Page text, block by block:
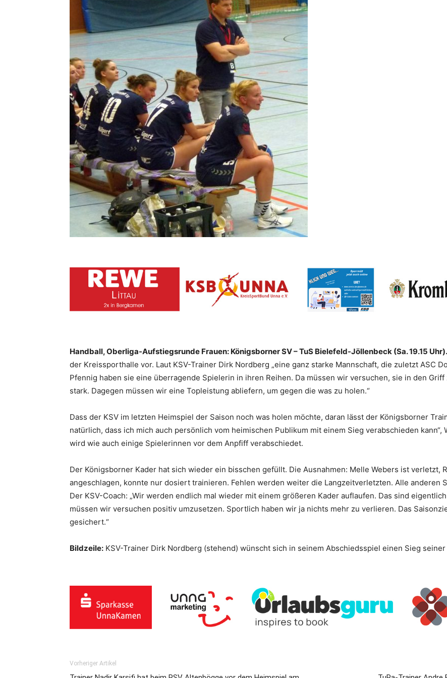
Handball, Oberliga-Aufstiegsrunde Frauen: Königsborner SV – TuS Bielefeld-Jöllenbeck (Sa. 19.15 Uhr).
der Kreissporthalle vor. Laut KSV-Trainer Dirk Nordberg „eine ganz starke Mannschaft, die zuletzt ASC
Pfennig haben sie eine überragende Spielerin in ihren Reihen. Da müssen wir versuchen, sie in den
stark. Dagegen müssen wir eine Topleistung abliefern, um gegen die was zu holen.“
Dass der KSV im letzten Heimspiel der Saison noch was holen möchte, daran lässt der Königsborner
natürlich, dass ich mich auch persönlich vom heimischen Publikum mit einem Sieg verabschieden
wird wie auch einige Spielerinnen vor dem Anpfiff verabschiedet.
Der Königsborner Kader hat sich wieder ein bisschen gefüllt. Die Ausnahmen: Melle Webers ist verletzt,
angeschlagen, konnte nur dosiert trainieren. Fehlen werden weiter die Langzeitverletzten. Alle anderen
Der KSV-Coach: „Wir werden endlich mal wieder mit einem größeren Kader auflaufen. Das sind
müssen wir versuchen positiv umzusetzen. Sportlich haben wir ja nichts mehr zu verlieren. Das
gesichert.“
Bildzeile: KSV-Trainer Dirk Nordberg (stehend) wünscht sich in seinem Abschiedsspiel einen Sieg seiner
Vorheriger Artikel